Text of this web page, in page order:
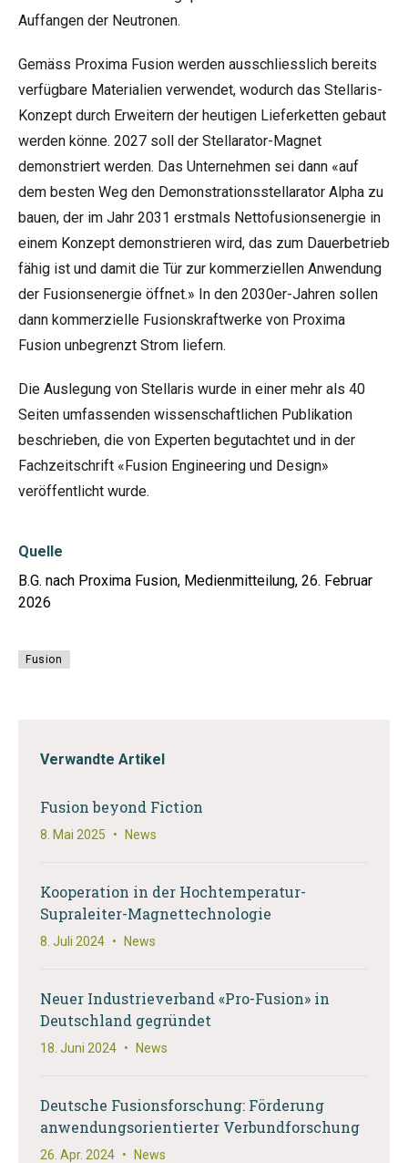
Auffangen der Neutronen.
Gemäss Proxima Fusion werden ausschliesslich bereits
verfügbare Materialien verwendet, wodurch das Stellaris-
Konzept durch Erweitern der heutigen Lieferketten gebaut
werden könne. 2027 soll der Stellarator-Magnet
demonstriert werden. Das Unternehmen sei dann «auf
dem besten Weg den Demonstrationsstellarator Alpha zu
bauen, der im Jahr 2031 erstmals Nettofusionsenergie in
einem Konzept demonstrieren wird, das zum Dauerbetrieb
fähig ist und damit die Tür zur kommerziellen Anwendung
der Fusionsenergie öffnet.» In den 2030er-Jahren sollen
dann kommerzielle Fusionskraftwerke von Proxima
Fusion unbegrenzt Strom liefern.
Die Auslegung von Stellaris wurde in einer mehr als 40
Seiten umfassenden wissenschaftlichen Publikation
beschrieben, die von Experten begutachtet und in der
Fachzeitschrift «Fusion Engineering und Design»
veröffentlicht wurde.
Quelle
B.G. nach Proxima Fusion, Medienmitteilung, 26. Februar
2026
Fusion
Verwandte Artikel
Fusion beyond Fiction
8. Mai 2025 • News
Kooperation in der Hochtemperatur-
Supraleiter-Magnettechnologie
8. Juli 2024 • News
Neuer Industrieverband «Pro-Fusion» in
Deutschland gegründet
18. Juni 2024 • News
Deutsche Fusionsforschung: Förderung
anwendungsorientierter Verbundforschung
26. Apr. 2024 • News